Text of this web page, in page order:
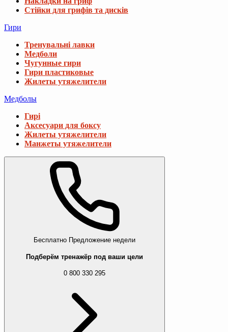
Стійки для грифів та дисків
Гири
Тренувальні лавки
Медболи
Чугунные гири
Гири пластиковые
Жилеты утяжелители
Медболы
Гирі
Аксесуари для боксу
Жилеты утяжелители
Манжеты утяжелители
Бесплатно Предложение недели
Подберём тренажёр под ваши цели
0 800 330 295